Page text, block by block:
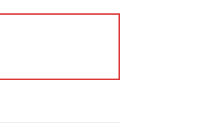
Los
en tiempo y forma.